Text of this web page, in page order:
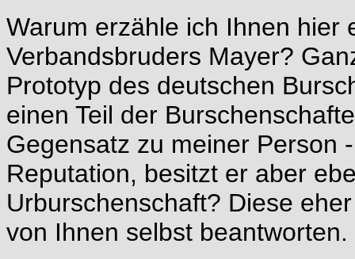
Warum erzähle ich Ihnen hier
Verbandsbruders Mayer?
Prototyp des deutschen
einen Teil der
Gegensatz zu meiner Person
Reputation, besitzt er aber
Urburschenschaft? Diese
von Ihnen selbst beantworten.